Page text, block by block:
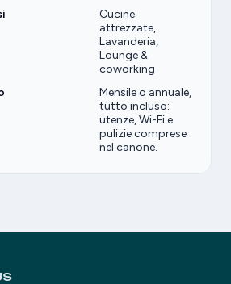
Cucine
attrezzate,
Lavanderia,
Lounge &
coworking
Mensile o annuale,
tutto incluso:
utenze, Wi-Fi e
pulizie comprese
nel canone.